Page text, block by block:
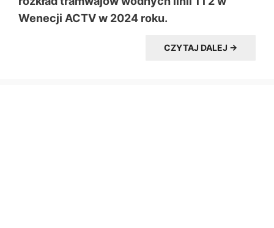
Wenecji ACTV w 2024 roku.
CZYTAJ DALEJ →